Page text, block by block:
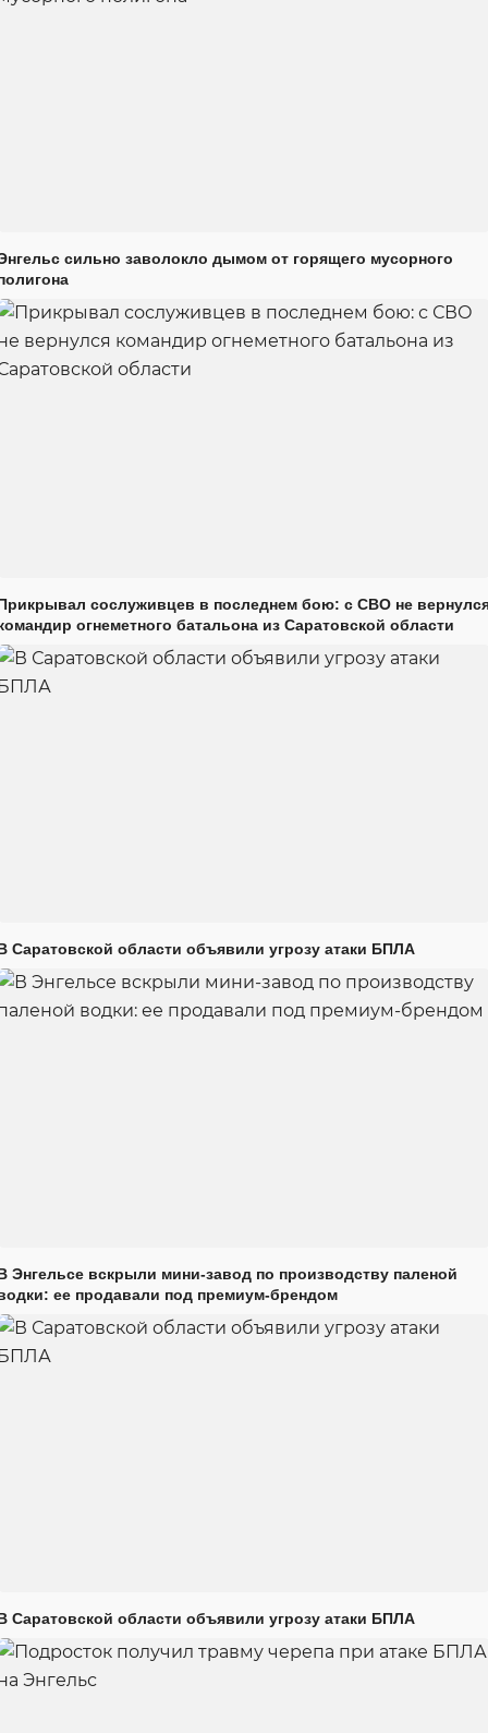
сильно заволокло дымом от горящего мусорного
сослуживцев в последнем бою: с СВО не
огнеметного батальона из Саратовской области
Саратовской области объявили угрозу атаки БПЛА
Энгельсе вскрыли мини-завод по производству паленой
ее продавали под премиум-брендом
Саратовской области объявили угрозу атаки БПЛА